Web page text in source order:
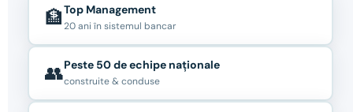
🏦Top Management
20 ani în sistemul bancar
👥Peste 50 de echipe naționale
construite & conduse